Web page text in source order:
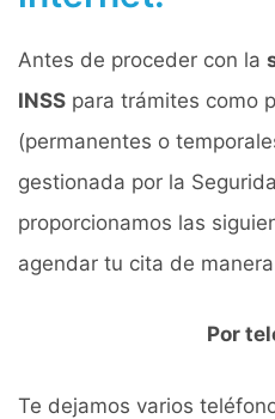
Antes de proceder con la
INSS para trámites como
(permanentes o
gestionada por la
proporcionamos las
agendar tu cita de
Por
Te dejamos varios